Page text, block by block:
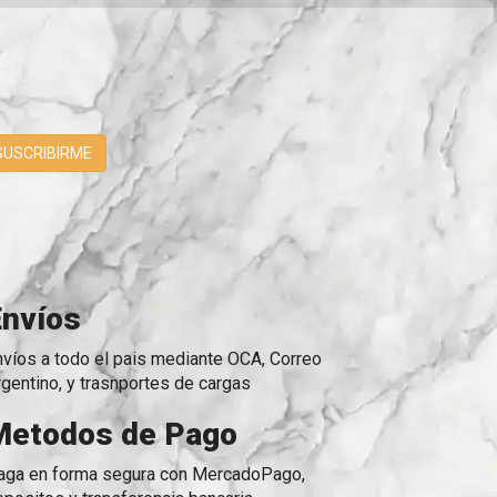
a todo el pais mediante OCA, Correo
y trasnportes de cargas
de Pago
en forma segura con MercadoPago,